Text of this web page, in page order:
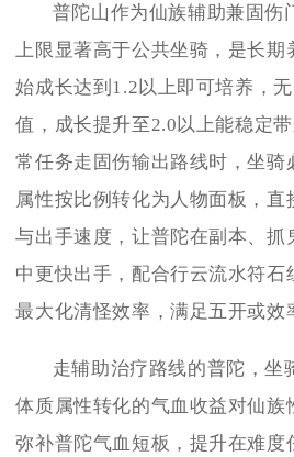
普陀山作为仙族辅助兼固伤
上限显著高于公共坐骑，是长期
始成长达到1.2以上即可培养，
值，成长提升至2.0以上能稳定
常任务走固伤输出路线时，坐骑
属性按比例转化为人物面板，直
与出手速度，让普陀在副本、抓
中更快出手，配合行云流水符石
最大化清怪效率，满足五开或效
走辅助治疗路线的普陀，坐
体质属性转化的气血收益对仙族
弥补普陀气血短板，提升在难度